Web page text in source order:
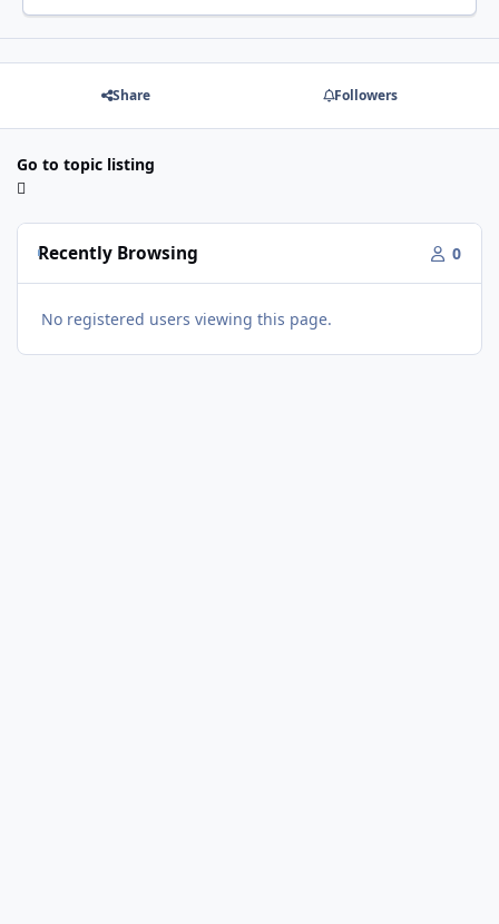
Share Followers
Go to topic listing
Recently Browsing 0
No registered users viewing this page.